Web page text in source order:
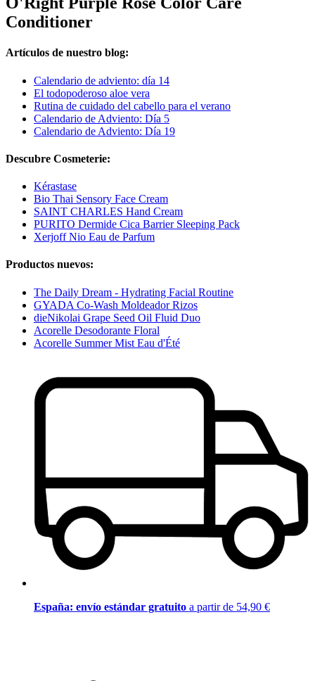
Conditioner
Artículos de nuestro blog:
Calendario de adviento: día 14
El todopoderoso aloe vera
Rutina de cuidado del cabello para el verano
Calendario de Adviento: Día 5
Calendario de Adviento: Día 19
Descubre Cosmeterie:
Kérastase
Bio Thai Sensory Face Cream
SAINT CHARLES Hand Cream
PURITO Dermide Cica Barrier Sleeping Pack
Xerjoff Nio Eau de Parfum
Productos nuevos:
The Daily Dream - Hydrating Facial Routine
GYADA Co-Wash Moldeador Rizos
dieNikolai Grape Seed Oil Fluid Duo
Acorelle Desodorante Floral
Acorelle Summer Mist Eau d'Été
España: envío estándar gratuito a partir de 54,90 €